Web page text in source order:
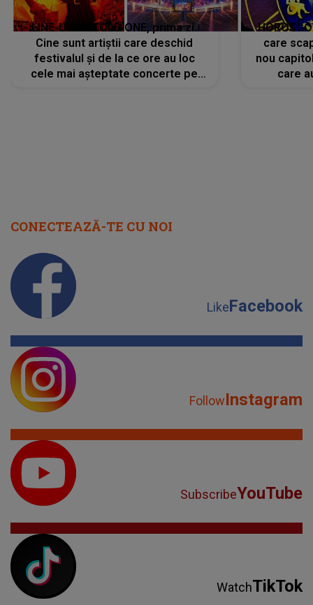
LINE-UP UNTOLD ONE, prima zi.
Cine sunt artiștii care deschid
festivalul și de la ce ore au loc
cele mai așteptate concerte pe
care
nou
care
CONECTEAZĂ-TE CU NOI
LikeFacebook
FollowInstagram
SubscribeYouTube
WatchTikTok